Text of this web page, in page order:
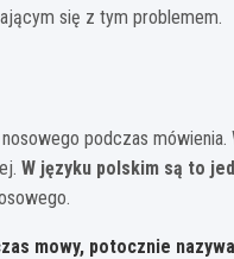
się z tym problemem.
podczas mówienia.
W języku polskim są to
mowy, potocznie